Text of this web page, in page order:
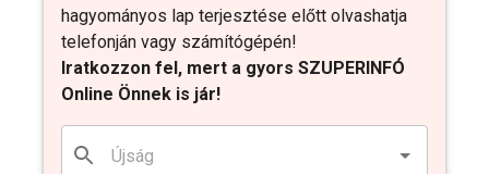
hagyományos lap terjesztése előtt olvashatja
telefonján vagy számítógépén!
Iratkozzon fel, mert a gyors SZUPERINFÓ
Online Önnek is jár!